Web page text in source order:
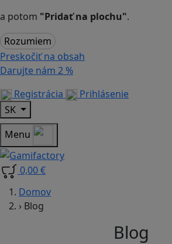
a potom "Pridať na plochu".
Rozumiem
Preskočiť na obsah
Darujte nám 2 %
Registrácia
Prihlásenie
SK
Menu
0,00 €
Domov
› Blog
Blog